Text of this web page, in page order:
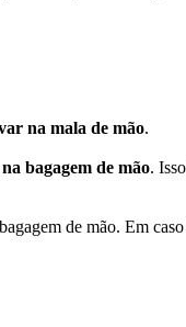
na mala de mão.
bagagem de mão.
de mão. Em